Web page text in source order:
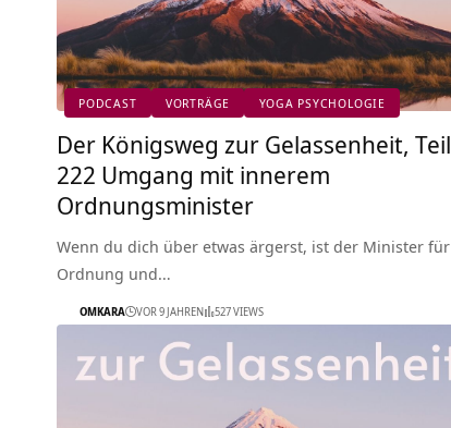
PODCAST VORTRÄGE YOGA PSYCHOLOGIE
Der Königsweg zur Gelassenheit, Teil
222 Umgang mit innerem
Ordnungsminister
Wenn du dich über etwas ärgerst, ist der Minister für
Ordnung und…
OMKARA VOR 9 JAHREN 527 VIEWS